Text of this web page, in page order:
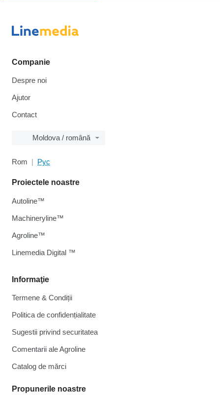
Companie
Despre noi
Ajutor
Contact
Moldova / română
Rom Рус
Informaţie
Termene & Condiții
Politica de confidențialitate
Sugestii privind securitatea
Comentarii ale Agroline
Catalog de mărcі
Propunerile noastre
Proiectele noastre
Autoline™
Machineryline™
Agroline™
Linemedia Digital ™